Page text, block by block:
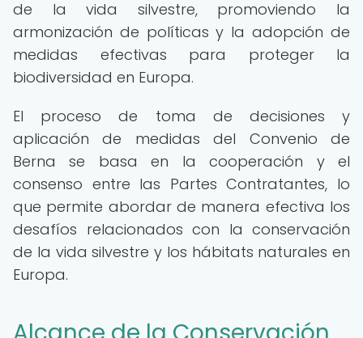
de la vida silvestre, promoviendo la
armonización de políticas y la adopción de
medidas efectivas para proteger la
biodiversidad en Europa.
El proceso de toma de decisiones y
aplicación de medidas del Convenio de
Berna se basa en la cooperación y el
consenso entre las Partes Contratantes, lo
que permite abordar de manera efectiva los
desafíos relacionados con la conservación
de la vida silvestre y los hábitats naturales en
Europa.